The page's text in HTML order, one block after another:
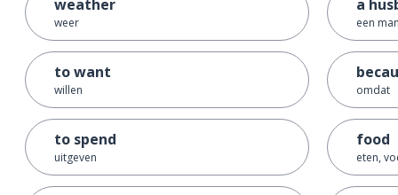
weather
weer
to want
willen
to spend
uitgeven
a
een
omdat
food
eten,